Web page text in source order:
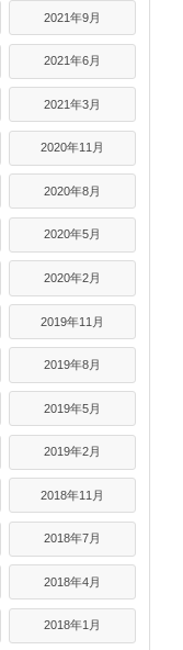
2021年9月
2021年6月
2021年3月
2020年11月
2020年8月
2020年5月
2020年2月
2019年11月
2019年8月
2019年5月
2019年2月
2018年11月
2018年7月
2018年4月
2018年1月